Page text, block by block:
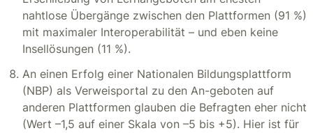
nahtlose Übergänge zwischen den Plattformen (91 %)
mit maximaler Interoperabilität – und eben keine
Insellösungen (11 %).
An einen Erfolg einer Nationalen Bildungsplattform
(NBP) als Verweisportal zu den An-geboten auf
anderen Plattformen glauben die Befragten eher nicht
(Wert –1,5 auf einer Skala von –5 bis +5). Hier ist für